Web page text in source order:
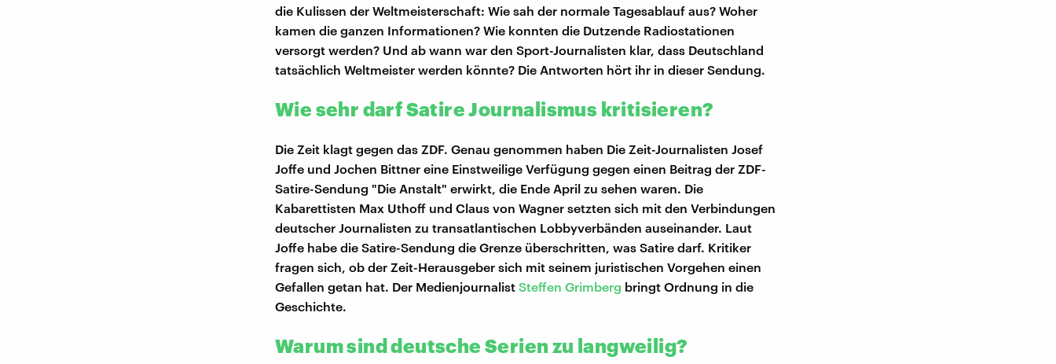
die Kulissen der Weltmeisterschaft: Wie sah der normale Tagesablauf aus? Woher
kamen die ganzen Informationen? Wie konnten die Dutzende Radiostationen
versorgt werden? Und ab wann war den Sport-Journalisten klar, dass Deutschland
tatsächlich Weltmeister werden könnte? Die Antworten hört ihr in dieser Sendung.
Wie sehr darf Satire Journalismus kritisieren?
Die Zeit klagt gegen das ZDF. Genau genommen haben Die Zeit-Journalisten Josef
Joffe und Jochen Bittner eine Einstweilige Verfügung gegen einen Beitrag der ZDF-
Satire-Sendung "Die Anstalt" erwirkt, die Ende April zu sehen waren. Die
Kabarettisten Max Uthoff und Claus von Wagner setzten sich mit den Verbindungen
deutscher Journalisten zu transatlantischen Lobbyverbänden auseinander. Laut
Joffe habe die Satire-Sendung die Grenze überschritten, was Satire darf. Kritiker
fragen sich, ob der Zeit-Herausgeber sich mit seinem juristischen Vorgehen einen
Gefallen getan hat. Der Medienjournalist Steffen Grimberg bringt Ordnung in die
Geschichte.
Warum sind deutsche Serien zu langweilig?